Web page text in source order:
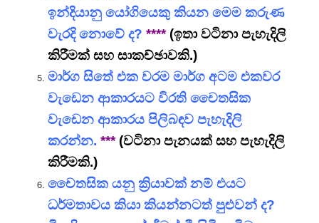
ඉන්දියානු යෝගියෙකු කියන මෙම කරුණ
වැරදි නොවේ ද? ****(ඉතා වටිනා පැහැදිලි
කිරීමක් සහ සාකච්ඡාවකි.)
මාර්ග සිතේ එක වරම මාර්ග අටම එකවර
වැඩෙන ආකාරයට විරති චෛතසික
වැඩෙන ආකාරය පිලිබඳව පැහැදිලි
කරන්න. ***(වටිනා පැනයක් සහ පැහැදිලි
කිරීමකි.)
චෛතසික යනු ක්‍රියාවක් නම් එයට
ධර්මතාවය කියා කියන්නටත් පුළුවන් ද?